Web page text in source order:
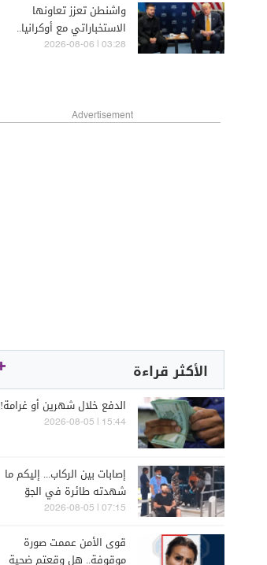
واشنطن تعزز تعاونها
الاستخباراتي مع أوكرانيا..
تقرير يكشف التفاصيل
03:28 | 2026-08-06
Advertisement
الأكثر قراءة
الدفع خلال شهرين أو غرامة!
15:44 | 2026-08-05
إصابات بين الركاب... إليكم ما
شهدته طائرة في الجوّ
07:15 | 2026-08-05
قوى الأمن عممت صورة
موقوفة.. هل وقعتم ضحية